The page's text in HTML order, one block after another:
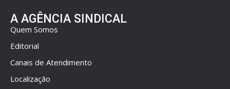
A AGÊNCIA SINDICAL
Quem Somos
Editorial
Canais de Atendimento
Localização